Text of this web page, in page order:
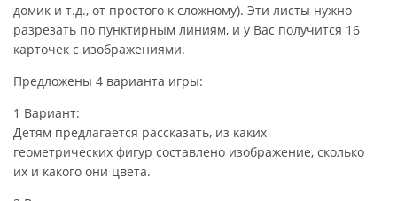
домик и т.д., от простого к сложному). Эти листы нужно
разрезать по пунктирным линиям, и у Вас получится 16
карточек с изображениями.
Предложены 4 варианта игры:
1 Вариант:
Детям предлагается рассказать, из каких
геометрических фигур составлено изображение, сколько
их и какого они цвета.